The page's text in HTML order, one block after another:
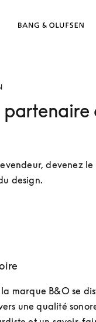
partenaire
devenez le
design.
marque B&O se
une qualité